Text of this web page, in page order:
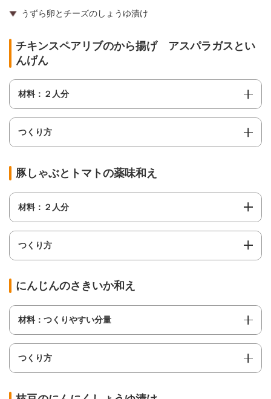
うずら卵とチーズのしょうゆ漬け
チキンスペアリブのから揚げ アスパラガスとい
んげん
材料：２人分
つくり方
豚しゃぶとトマトの薬味和え
材料：２人分
つくり方
にんじんのさきいか和え
材料：つくりやすい分量
つくり方